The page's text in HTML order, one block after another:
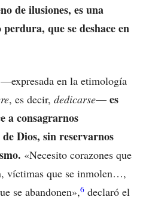
de ilusiones, es una
que se deshace en
—expresada en la etimología
, es decir, dedicarse— es
a consagrarnos
Dios, sin reservarnos
«Necesito corazones que
víctimas que se inmolen…,
se abandonen»,6 declaró el